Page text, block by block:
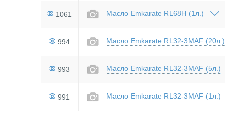
1061 Масло Emkarate RL68H (1л.)
994 Масло Emkarate RL32-3MAF (20л.)
993 Масло Emkarate RL32-3MAF (5л.)
991 Масло Emkarate RL32-3MAF (1л.)